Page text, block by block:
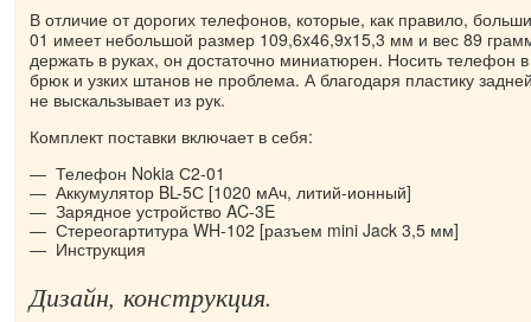
В отличие от дорогих телефонов, которые, как правило,
01 имеет небольшой размер 109,6x46,9x15,3 мм и вес 89
держать в руках, он достаточно миниатюрен. Носить телефон
брюк и узких штанов не проблема. А благодаря пластику
не выскальзывает из рук.
Комплект поставки включает в себя:
Телефон Nokia С2-01
Аккумулятор BL-5С [1020 мАч, литий-ионный]
Зарядное устройство AC-3E
Стереогартитура WH-102 [разъем mini Jack 3,5 мм]
Инструкция
Дизайн, конструкция.